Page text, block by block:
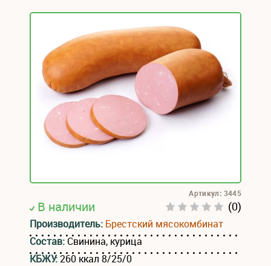
В наличии (0)
Артикул: 3445
Производитель: Брестский мясокомбинат
Состав: Свинина, курица
КБЖУ:260 ккал 8/25/0